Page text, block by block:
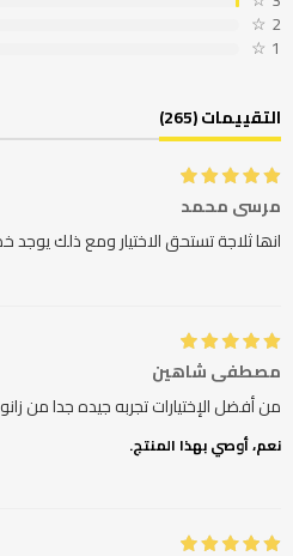
2
☆
1
☆
التقييمات (265)
مرسى محمد
انھا ثلاجة تستحق الاختيار ومع ذلك يوجد خصم30% بصراحة تستحق
مصطفي شاهين
من أفضل الإختيارات تجربه جيده جدا من
نعم، أوصي بهذا المنتج.